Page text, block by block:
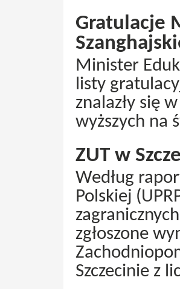
Gratulacje
Minister
listy
znalazły się
wyższych na
ZUT w
Według
Polskiej
zgłoszone
Szczecinie z